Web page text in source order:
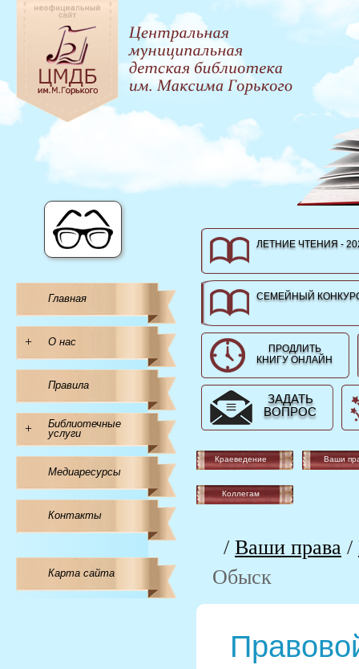
Главная
+ О нас
Правила
+
Библиотечные
услуги
Медиаресурсы
Контакты
Карта сайта
ЛЕТНИЕ ЧТЕНИЯ -
СЕМЕЙНЫЙ
ПРОДЛИТЬ
КНИГУ ОНЛАЙН
ЗАДАТЬ
ВОПРОС
Краеведение Ваши
Коллегам
/ Ваши права /
Обыск